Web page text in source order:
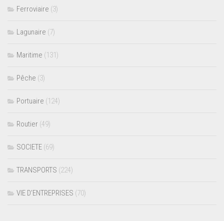
Ferroviaire (3)
Lagunaire (7)
Maritime (131)
Pêche (3)
Portuaire (124)
Routier (49)
SOCIETE (69)
TRANSPORTS (224)
VIE D’ENTREPRISES (70)